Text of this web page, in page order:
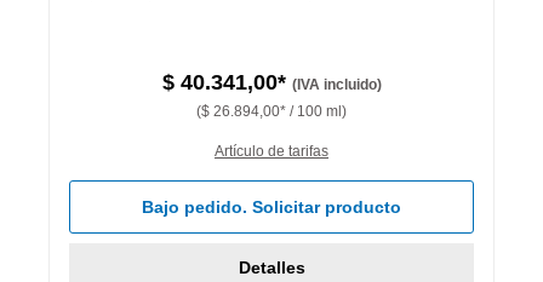
$ 40.341,00* (IVA incluido)
($ 26.894,00* / 100 ml)
Artículo de tarifas
Bajo pedido. Solicitar producto
Detalles